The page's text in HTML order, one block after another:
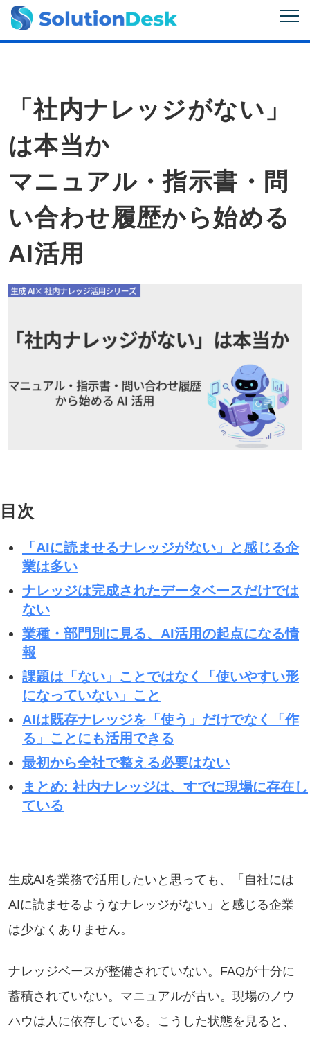
「社内ナレッジがない」
は本当か
マニュアル・指示書・問
い合わせ履歴から始める
AI活用
目次
「AIに読ませるナレッジがない」と感じる企
業は多い
ナレッジは完成されたデータベースだけでは
ない
業種・部門別に見る、AI活用の起点になる情
報
課題は「ない」ことではなく「使いやすい形
になっていない」こと
AIは既存ナレッジを「使う」だけでなく「作
る」ことにも活用できる
最初から全社で整える必要はない
まとめ: 社内ナレッジは、すでに現場に存在し
ている
生成AIを業務で活用したいと思っても、「自社には
AIに読ませるようなナレッジがない」と感じる企業
は少なくありません。
ナレッジベースが整備されていない。FAQが十分に
蓄積されていない。マニュアルが古い。現場のノウ
ハウは人に依存している。こうした状態を見ると、